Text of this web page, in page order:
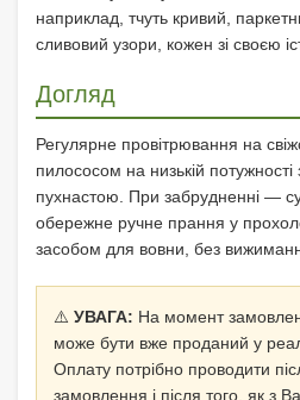
наприклад, тчуть кривий,
сливовий узори, кожен зі своєю
Догляд
Регулярне провітрювання на
пилососом на низькій потужності
пухнастою. При забрудненні —
обережне ручне прання у
засобом для вовни, без
⚠️ УВАГА: На момент
може бути вже проданий у
Оплату потрібно проводити
замовлення і після того, як з